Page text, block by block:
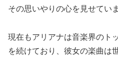
その思いやりの心を見せていま
現在もアリアナは音楽界のト
を続けており、彼女の楽曲は